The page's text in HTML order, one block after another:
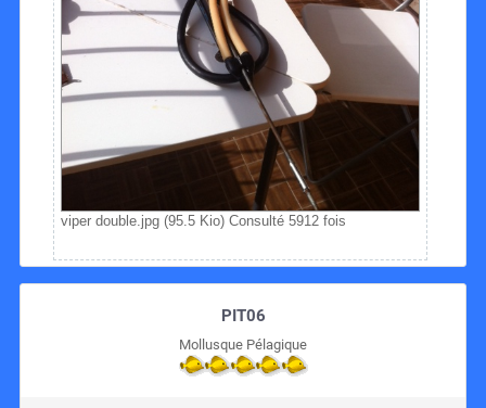
viper double.jpg (95.5 Kio) Consulté 5912 fois
PIT06
Mollusque Pélagique